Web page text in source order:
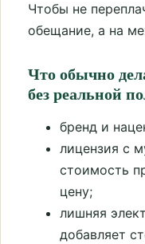
Чтобы не
обещание, а на
Что обычно
без реальной
бренд и
лицензия с
стоимость
цену;
лишняя
добавляет